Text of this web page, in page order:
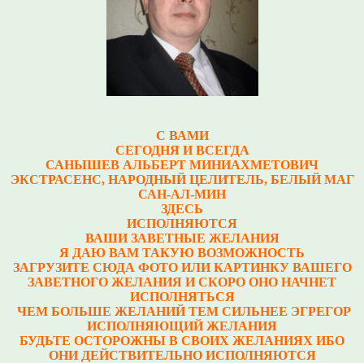
С ВАМИ
СЕГОДНЯ И ВСЕГДА
САНЫШЕВ АЛЬБЕРТ МИНИАХМЕТОВИЧ
ЭКСТРАСЕНС, НАРОДНЫЙ ЦЕЛИТЕЛЬ, БЕЛЫЙ МАГ
САН-АЛ-МИН
ЗДЕСЬ
ИСПОЛНЯЮТСЯ
ВАШИ ЗАВЕТНЫЕ ЖЕЛАНИЯ
Я ДАЮ ВАМ ТАКУЮ ВОЗМОЖНОСТЬ
ЗАГРУЗИТЕ СЮДА ФОТО ИЛИ КАРТИНКУ ВАШЕГО
ЗАВЕТНОГО ЖЕЛАНИЯ И СКОРО ОНО НАЧНЕТ
ИСПОЛНЯТЬСЯ
ЧЕМ БОЛЬШЕ ЖЕЛАНИЙ ТЕМ СИЛЬНЕЕ ЭГРЕГОР
ИСПОЛНЯЮЩИЙ ЖЕЛАНИЯ
БУДЬТЕ ОСТОРОЖНЫ В СВОИХ ЖЕЛАНИЯХ ИБО
ОНИ ДЕЙСТВИТЕЛЬНО ИСПОЛНЯЮТСЯ